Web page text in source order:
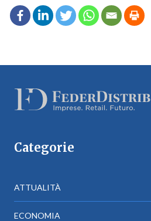
Categorie
ATTUALITÀ
ECONOMIA